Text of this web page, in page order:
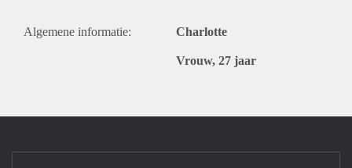
Algemene informatie: Charlotte
Vrouw, 27 jaar